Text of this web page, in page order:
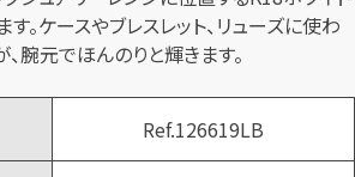
。ケースやブレスレット、リューズに使わ
腕元でほんのりと輝きます。
Ref.126619LB